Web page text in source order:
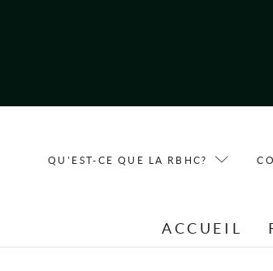
QU'EST-CE QUE LA RBHC?
ACCUEIL